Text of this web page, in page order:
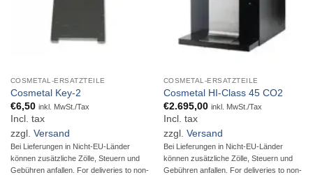
COSMETAL-ERSATZTEILE
Cosmetal Key-2
€6,50 inkl. MwSt./Tax
Incl. tax
zzgl. Versand
Bei Lieferungen in Nicht-EU-Länder
können zusätzliche Zölle, Steuern und
Gebühren anfallen. For deliveries to non-
COSMETAL-ERSATZTEILE
Cosmetal HI-Class 45 CO2
€2.695,00 inkl. MwSt./Tax
Incl. tax
zzgl. Versand
Bei Lieferungen in Nicht-EU-Länder
können zusätzliche Zölle, Steuern und
Gebühren anfallen. For deliveries to non-